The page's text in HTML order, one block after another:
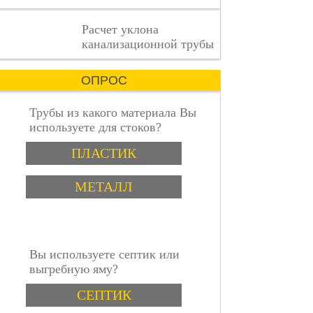
пошаговая инструкция
деталь
Расчет уклона
канализационной трубы
ОПРОС
Трубы из какого материала Вы
используете для стоков?
ВариантыПЛАСТИК
МЕТАЛЛ
Вы используете септик или
выгребную яму?
ВариантыСЕПТИК